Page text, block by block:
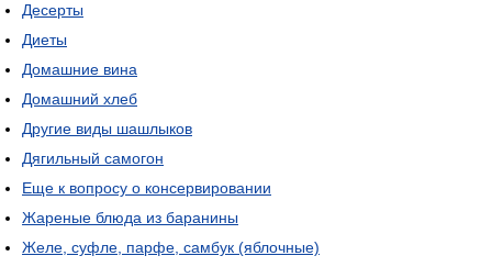
Десерты
Диеты
Домашние вина
Домашний хлеб
Другие виды шашлыков
Дягильный самогон
Еще к вопросу о консервировании
Жареные блюда из баранины
Желе, суфле, парфе, самбук (яблочные)